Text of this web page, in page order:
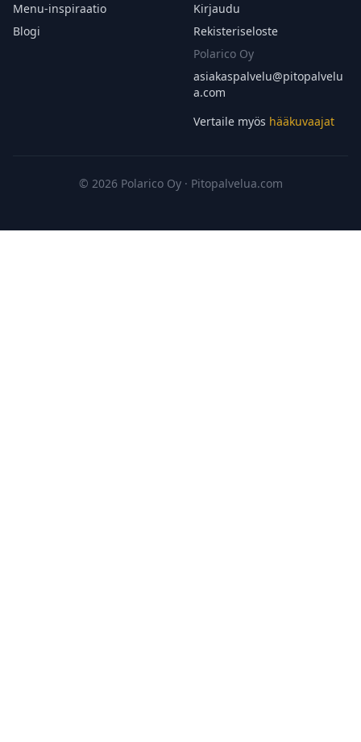
Menu-inspiraatio
Blogi
Kirjaudu
Rekisteriseloste
Polarico Oy
asiakaspalvelu@pitopalvelu
a.com
Vertaile myös hääkuvaajat
© 2026 Polarico Oy · Pitopalvelua.com